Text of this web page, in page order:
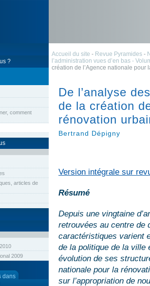
?
comment
articles de
2009
dans
Accueil du site - Revue Pyramides -
l’administration vues d’en bas -
création de l’Agence nationale
De l’analyse
de la création
rénovation
Bertrand Dépigny
Version intégrale sur
Résumé
Depuis une vingtaine
retrouvées au centre de
caractéristiques varient
de la politique de la ville
évolution de ses
nationale pour la
sur l’appropriation de